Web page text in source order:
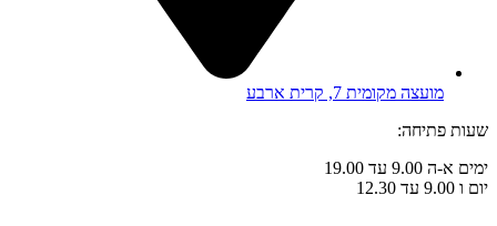
מועצה מקומית 7, קרית ארבע
שעות פתיחה:
ימים א-ה 9.00 עד 19.00
יום ו 9.00 עד 12.30